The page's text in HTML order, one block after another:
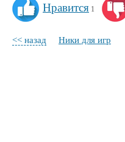
Нравится 1
<< назад Ники для игр